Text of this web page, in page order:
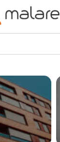
Тонирующие